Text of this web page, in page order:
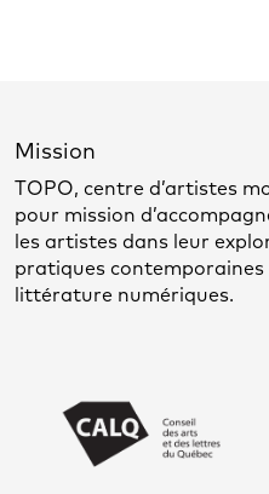
Mission
TOPO, centre d’artistes
pour mission
les artistes dans leur
pratiques
littérature numériques.